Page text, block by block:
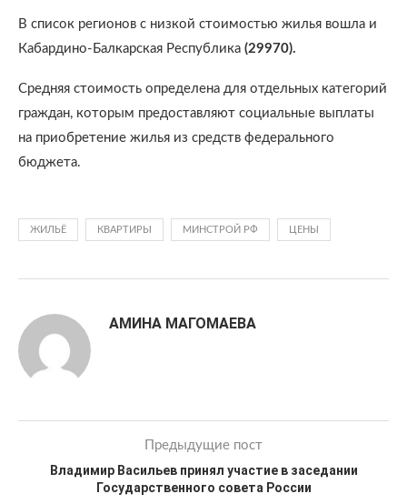
В список регионов с низкой стоимостью жилья вошла и
Кабардино-Балкарская Республика (29970).
Средняя стоимость определена для отдельных категорий
граждан, которым предоставляют социальные выплаты
на приобретение жилья из средств федерального
бюджета.
ЖИЛЬЁ КВАРТИРЫ МИНСТРОЙ РФ ЦЕНЫ
АМИНА МАГОМАЕВА
Предыдущие пост
Владимир Васильев принял участие в заседании
Государственного совета России